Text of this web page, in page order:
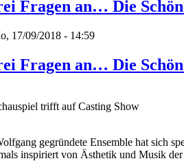
Fragen an… Die
17/09/2018 - 14:59
Fragen an… Die
trifft auf Casting Show
gegründete Ensemble hat sich
inspiriert von Ästhetik und Musik der